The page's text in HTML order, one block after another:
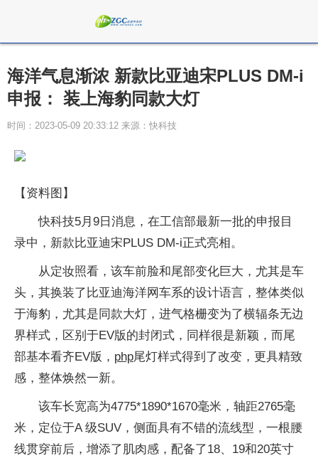
海洋气息渐浓 新款比亚迪宋PLUS DM-i
申报： 装上海豹同款大灯
时间：2023-05-09 20:33:12 来源：快科技
【资料图】
快科技5月9日消息，在工信部最新一批的申报目
录中，新款比亚迪宋PLUS DM-i正式亮相。
从定妆照看，该车前脸和尾部变化巨大，尤其是车
头，其换装了比亚迪海洋网车系的设计语言，整体类似
于海豹，尤其是同款大灯，进气格栅变为了横辐条无边
界样式，区别于EV版的封闭式，同样很是新颖，而尾
部基本看齐EV版， php尾灯样式得到了改变，更具精致
感，整体焕然一新。
该车长宽高为4775*1890*1670毫米，轴距2765毫
米，定位于A 级SUV，侧面具有不错的流线型，一根腰
线贯穿前后，增添了肌肉感，配备了18、19和20英寸